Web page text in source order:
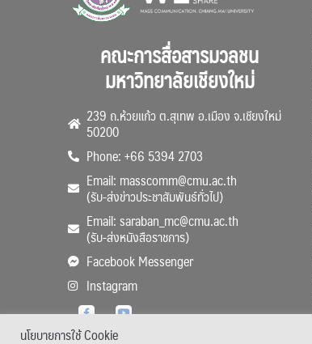
คณะการสื่อสารมวลชน
มหาวิทยาลัยเชียงใหม่
239 ถ.ห้วยแก้ว ต.สุเทพ อ.เมือง จ.เชียงใหม่
50200
Phone: +66 5394 2703
Email: masscomm@cmu.ac.th
(รับ-ส่งข่าวประชาสัมพันธ์ทั่วไป)
Email: saraban_mc@cmu.ac.th
(รับ-ส่งหนังสือราชการ)
Facebook Messenger
Instagram
นโยบายการใช้ Cookie